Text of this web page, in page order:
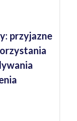
przyjazne